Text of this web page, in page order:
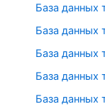
База данных
База данных
База данных
База данных
База данных